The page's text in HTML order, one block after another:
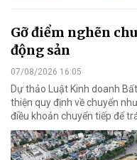
Gỡ điểm nghẽn
động sản
07/08/2026 16:05
Dự thảo Luật Kinh doanh
thiện quy định về chuyển
điều khoản chuyển tiếp để